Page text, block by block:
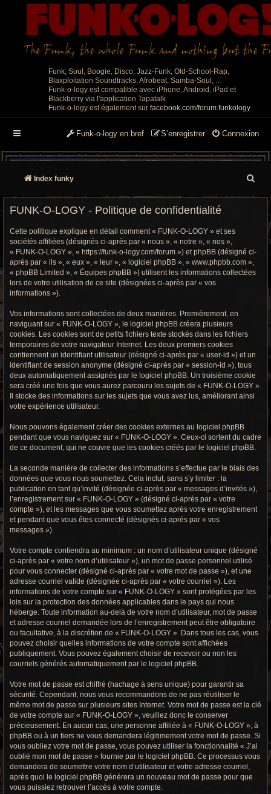
Funk, Soul, Boogie, Disco, Jazz-Funk, Old-School-Rap,
Blaxploitation Soundtracks, Afrobeat, Samba-Soul, ...
Funk-o-logy est compatible avec iPhone, Android, iPad et
Blackberry via l'application Tapatalk
Funk-o-logy est également sur facebook.com/forum.funkology
Connexion
S’enregistrer
Funk-o-logy en bref
Index funky
e
e
FUNK-O-LOGY - Politique de confidentialité
Cette politique explique en détail comment « FUNK-O-LOGY » et ses
sociétés affiliées (désignés ci-après par « nous », « notre », « nos »,
« FUNK-O-LOGY », « https://funk-o-logy.com/forum ») et phpBB (désigné ci-
après par « ils », « eux », « leur », « logiciel phpBB », « www.phpbb.com »,
« phpBB Limited », « Équipes phpBB ») utilisent les informations collectées
lors de votre utilisation de ce site (désignées ci-après par « vos
informations »).
Vos informations sont collectées de deux manières. Premièrement, en
naviguant sur « FUNK-O-LOGY », le logiciel phpBB créera plusieurs
cookies. Les cookies sont de petits fichiers texte stockés dans les fichiers
temporaires de votre navigateur Internet. Les deux premiers cookies
contiennent un identifiant utilisateur (désigné ci-après par « user-id ») et un
identifiant de session anonyme (désigné ci-après par « session-id »), tous
deux automatiquement assignés par le logiciel phpBB. Un troisième cookie
sera créé une fois que vous aurez parcouru les sujets de « FUNK-O-LOGY ».
Il stocke des informations sur les sujets que vous avez lus, améliorant ainsi
votre expérience utilisateur.
Nous pouvons également créer des cookies externes au logiciel phpBB
pendant que vous naviguez sur « FUNK-O-LOGY ». Ceux-ci sortent du cadre
de ce document, qui ne couvre que les cookies créés par le logiciel phpBB.
La seconde manière de collecter des informations s’effectue par le biais des
données que vous nous soumettez. Cela inclut, sans s’y limiter : la
publication en tant qu’invité (désignée ci-après par « messages d’invités »),
l’enregistrement sur « FUNK-O-LOGY » (désigné ci-après par « votre
compte »), et les messages que vous soumettez après votre enregistrement
et pendant que vous êtes connecté (désignés ci-après par « vos
messages »).
Votre compte contiendra au minimum : un nom d’utilisateur unique (désigné
ci-après par « votre nom d’utilisateur »), un mot de passe personnel utilisé
pour vous connecter (désigné ci-après par « votre mot de passe »), et une
adresse courriel valide (désignée ci-après par « votre courriel »). Les
informations de votre compte sur « FUNK-O-LOGY » sont protégées par les
lois sur la protection des données applicables dans le pays qui nous
héberge. Toute information au-delà de votre nom d’utilisateur, mot de passe
et adresse courriel demandée lors de l’enregistrement peut être obligatoire
ou facultative, à la discrétion de « FUNK-O-LOGY ». Dans tous les cas, vous
pouvez choisir quelles informations de votre compte sont affichées
publiquement. Vous pouvez également choisir de recevoir ou non les
courriels générés automatiquement par le logiciel phpBB.
Votre mot de passe est chiffré (hachage à sens unique) pour garantir sa
sécurité. Cependant, nous vous recommandons de ne pas réutiliser le
même mot de passe sur plusieurs sites Internet. Votre mot de passe est la clé
de votre compte sur « FUNK-O-LOGY », veuillez donc le conserver
précieusement. En aucun cas, une personne affiliée à « FUNK-O-LOGY », à
phpBB ou à un tiers ne vous demandera légitimement votre mot de passe. Si
vous oubliez votre mot de passe, vous pouvez utiliser la fonctionnalité « J’ai
oublié mon mot de passe » fournie par le logiciel phpBB. Ce processus vous
demandera de soumettre votre nom d’utilisateur et votre adresse courriel,
après quoi le logiciel phpBB générera un nouveau mot de passe pour que
vous puissiez retrouver l’accès à votre compte.